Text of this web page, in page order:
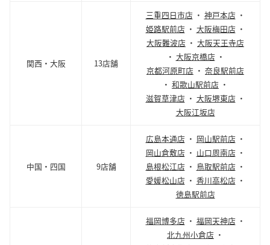
関西・大阪 13店舗
三重四日市店・ 神戸本店・
姫路駅前店・ 大阪梅田店・
大阪難波店 ・ 大阪天王寺店
・ 大阪京橋店・
京都河原町店 ・ 奈良駅前店
・ 和歌山駅前店 ・
滋賀草津店・ 大阪堺東店・
大阪江坂店
中国・四国 9店舗
広島本通店・ 岡山駅前店・
岡山倉敷店・ 山口周南店・
島根松江店・ 鳥取駅前店・
愛媛松山店・ 香川高松店・
徳島駅前店
福岡博多店・ 福岡天神店・
北九州小倉店 ・